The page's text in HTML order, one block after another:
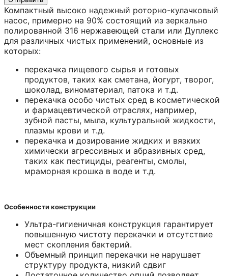
Компактный высоко надежный роторно-кулачковый
насос, примерно на 90% состоящий из зеркально
полированной 316 нержавеющей стали или Дуплекс
для различных чистых применений, основные из
которых:
перекачка пищевого сырья и готовых
продуктов, таких как сметана, йогурт, творог,
шоколад, виноматериал, патока и т.д.
перекачка особо чистых сред в косметической
и фармацевтической отраслях, например,
зубной пасты, мыла, культуральной жидкости,
плазмы крови и т.д.
перекачка и дозирование жидких и вязких
химически агрессивных и абразивных сред,
таких как пестициды, реагенты, смолы,
мраморная крошка в воде и т.д.
Особенности конструкции
Ультра-гигиеничная конструкция гарантирует
повышенную чистоту перекачки и отсутствие
мест скопления бактерий.
Объемный принцип перекачки не нарушает
структуру продукта, низкий сдвиг